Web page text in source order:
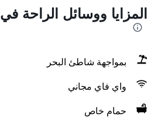
المزايا ووسائل الراحة في 4 سيسترز فيلا
بمواجهة شاطئ البحر
واي فاي مجاني
حمام خاص